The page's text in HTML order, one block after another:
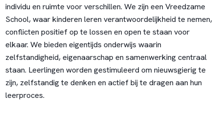
individu en ruimte voor verschillen. We zijn een Vreedzame
School, waar kinderen leren verantwoordelijkheid te nemen,
conflicten positief op te lossen en open te staan voor
elkaar. We bieden eigentijds onderwijs waarin
zelfstandigheid, eigenaarschap en samenwerking centraal
staan. Leerlingen worden gestimuleerd om nieuwsgierig te
zijn, zelfstandig te denken en actief bij te dragen aan hun
leerproces.